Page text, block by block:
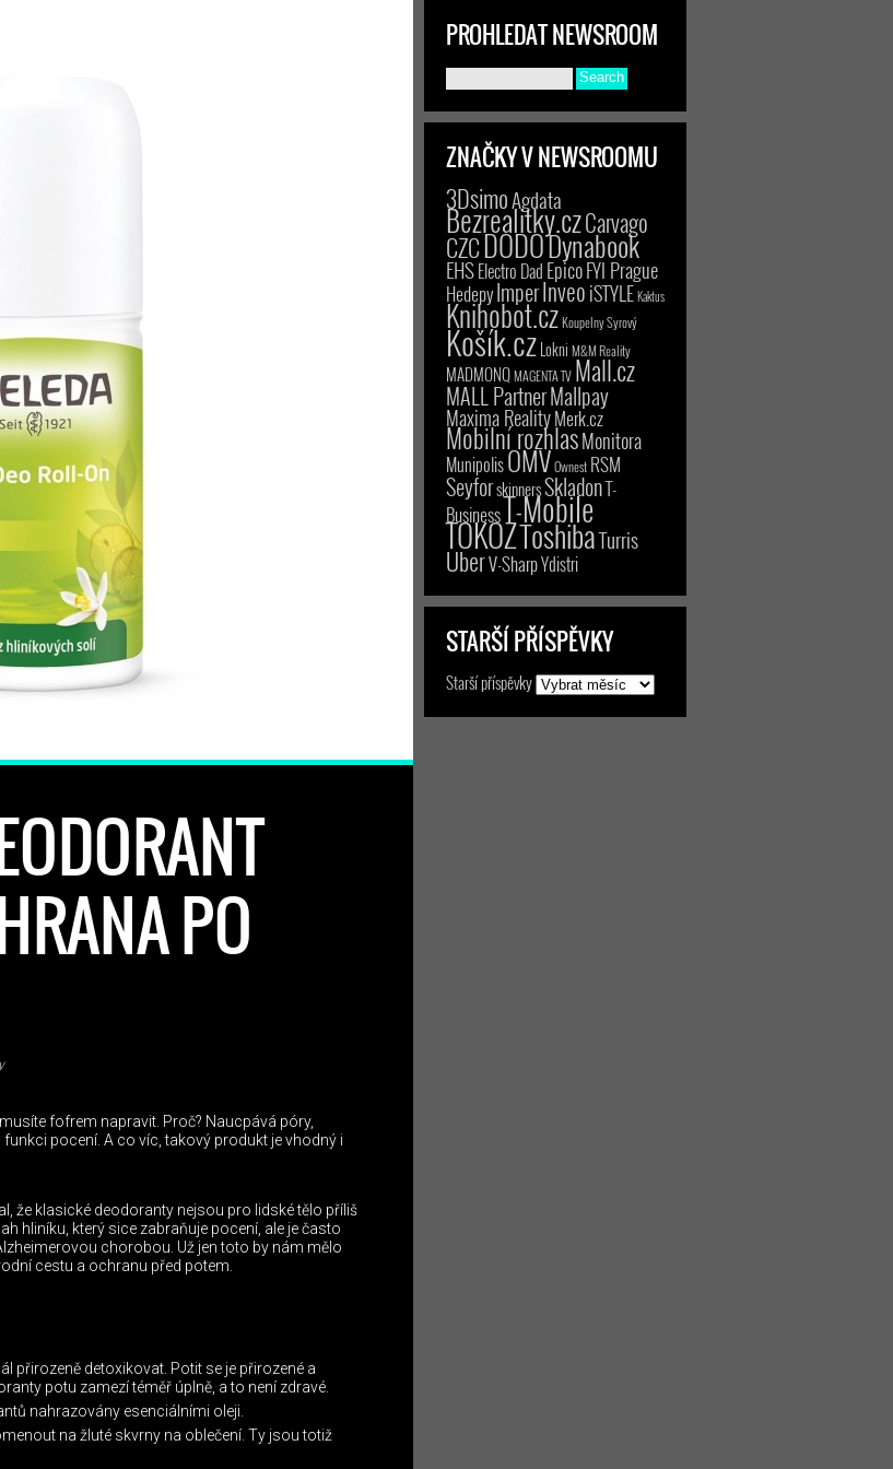
PO
fofrem napravit. Proč? Naucpává póry,
pocení. A co víc, takový produkt je vhodný i
že klasické deodoranty nejsou pro lidské tělo příliš
hliníku, který sice zabraňuje pocení, ale je často
chorobou. Už jen toto by nám mělo
cestu a ochranu před potem.
přirozeně detoxikovat. Potit se je přirozené a
potu zamezí téměř úplně, a to není zdravé.
nahrazovány esenciálními oleji.
na žluté skvrny na oblečení. Ty jsou totiž
PROHLEDAT NEWSROOM
ZNAČKY V NEWSROOMU
3DsimoAgdata
Bezrealitky.czCarvago
CZCDODODynabook
EHSElectro Dad EpicoFYI Prague
HedepyImperInveoiSTYLEKaktus
Knihobot.czKoupelny Syrový
Košík.czLokni M&M Reality
MADMONQMAGENTA TV Mall.cz
MALL PartnerMallpay
Maxima RealityMerk.cz
Mobilní rozhlasMonitora
MunipolisOMVOwnest RSM
SeyforskinnersSkladonT-
BusinessT-Mobile
TOKOZToshibaTurris
UberV-SharpYdistri
STARŠÍ PŘÍSPĚVKY
Starší příspěvky